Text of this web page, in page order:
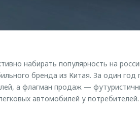
набирать популярность на
бренда из Китая. За один год
а флагман продаж —
автомобилей у потребителей.